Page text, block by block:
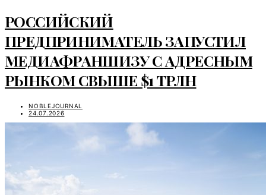
РОССИЙСКИЙ
ПРЕДПРИНИМАТЕЛЬ ЗАПУСТИЛ
МЕДИАФРАНШИЗУ С АДРЕСНЫМ
РЫНКОМ СВЫШЕ $1 ТРЛН
NOBLEJOURNAL
24.07.2026